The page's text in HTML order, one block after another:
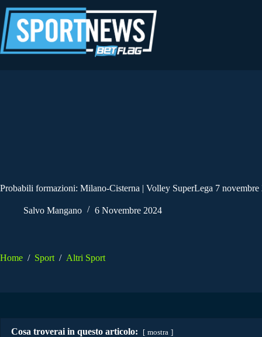
al
contenuto
Probabili formazioni: Milano-Cisterna | Volley SuperLega 7 novembre
Salvo Mangano 6 Novembre 2024
Home / Sport / Altri Sport
Cosa troverai in questo articolo: mostra